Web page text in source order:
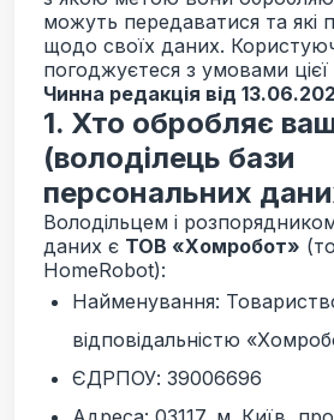
можуть передаватися та які
щодо своїх даних.
погоджуєтеся з умовами цієї
Чинна редакція від
1. Хто обробляє
(володілець бази
персональних
Володільцем і
даних є ТОВ «Хомробот»
HomeRobot):
Найменування:
відповідальністю
ЄДРПОУ: 39006696